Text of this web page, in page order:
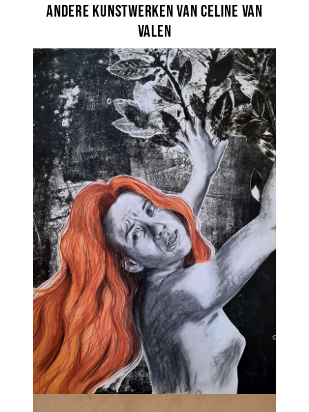
Andere kunstwerken van Celine van
Valen